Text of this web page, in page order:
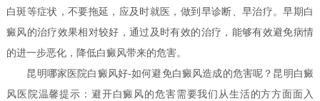
白斑等症状，不要拖延，应及时就医，做到早诊断、早治疗。早期白
癜风的治疗效果相对较好，通过及时有效的治疗，能够有效避免病情
的进一步恶化，降低白癜风带来的危害。
昆明哪家医院白癜风好-如何避免白癜风造成的危害呢？昆明白癜
风医院温馨提示：避开白癜风的危害需要我们从生活的方方面面入